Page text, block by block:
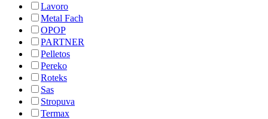
Lavoro
Metal Fach
OPOP
PARTNER
Pelletos
Pereko
Roteks
Sas
Stropuva
Termax